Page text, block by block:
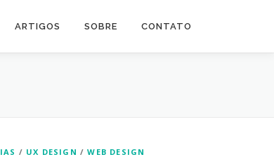
ARTIGOS SOBRE CONTATO
/ UX DESIGN /WEB DESIGN